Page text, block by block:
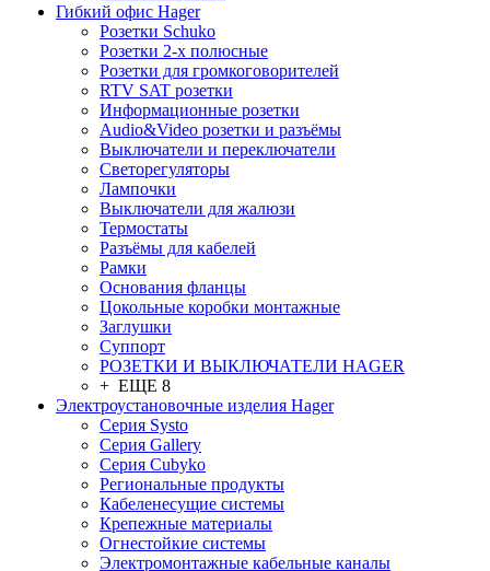
Гибкий офис Hager
Розетки Schuko
Розетки 2-х полюсные
Розетки для громкоговорителей
RTV SAT розетки
Информационные розетки
Audio&Video розетки и разъёмы
Выключатели и переключатели
Светорегуляторы
Лампочки
Выключатели для жалюзи
Термостаты
Разъёмы для кабелей
Рамки
Основания фланцы
Цокольные коробки монтажные
Заглушки
Суппорт
РОЗЕТКИ И ВЫКЛЮЧАТЕЛИ HAGER
+ ЕЩЕ 8
Электроустановочные изделия Hager
Серия Systo
Серия Gallery
Серия Cubyko
Региональные продукты
Кабеленесущие системы
Крепежные материалы
Огнестойкие системы
Электромонтажные кабельные каналы